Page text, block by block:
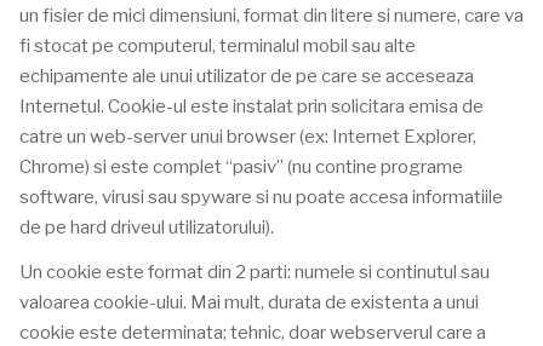
un fisier de mici dimensiuni, format din litere si numere, care va
fi stocat pe computerul, terminalul mobil sau alte
echipamente ale unui utilizator de pe care se acceseaza
Internetul. Cookie-ul este instalat prin solicitara emisa de
catre un web-server unui browser (ex: Internet Explorer,
Chrome) si este complet “pasiv” (nu contine programe
software, virusi sau spyware si nu poate accesa informatiile
de pe hard driveul utilizatorului).
Un cookie este format din 2 parti: numele si continutul sau
valoarea cookie-ului. Mai mult, durata de existenta a unui
cookie este determinata; tehnic, doar webserverul care a